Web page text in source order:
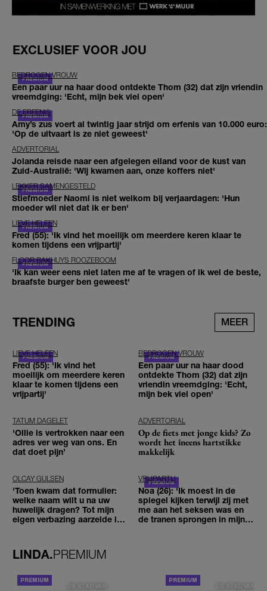
EXCLUSIEF VOOR JOU
BEDROGEN VROUW
Een paar uur na haar dood ontdekte Thom (32) dat zijn vriendin
vreemdging: 'Echt, mijn bek viel open'
DE ERFENIS
Amy’s zus voert al twintig jaar strijd om erfenis van 10.000 euro:
'Op de uitvaart is ze niet geweest'
ADVERTORIAL
Jolanda reisde naar een afgelegen eiland voor de kust van
Zuid-Australië: 'Wij kwamen aan, onze koffers niet'
LEKKER SAMENGESTELD
Stiefmoeder Naomi is niet welkom bij verjaardagen: 'Hun
moeder wil niet dat ik er ben'
LIEVE HELEEN
Fred (55): 'Ik vind het moeilijk om meerdere keren klaar te
komen tijdens een vrijpartij'
FLOOR BAKHUYS ROOZEBOOM
'Ik kan weer eens niet laten me af te vragen of ik wel de beste,
braafste burger ben geweest'
TRENDING MEER
LIEVE HELEEN
Fred (55): 'Ik vind het
moeilijk om meerdere keren
klaar te komen tijdens een
vrijpartij'
BEDROGEN VROUW
Een paar uur na haar dood
ontdekte Thom (32) dat zijn
vriendin vreemdging: 'Echt,
mijn bek viel open'
TATUM DAGELET
'Ollie is vertrokken naar een
adres ver weg van ons. En
dat doet pijn’
ADVERTORIAL
Op de fiets met jonge kids? Zo
wordt het ineens hartstikke
makkelijk
OLCAY GULSEN
'Toen kwam dat formulier:
welke naam wilt u na uw
huwelijk dragen? Tot mijn
eigen verbazing aarzelde ik
VRIJPARTIJ
Noa (26): 'Ik moest in de
spiegel kijken terwijl zij met
me aan het seksen was en
de tranen sprongen in mijn
LINDA.PREMIUM
DE STAD VAN DE STAD VAN